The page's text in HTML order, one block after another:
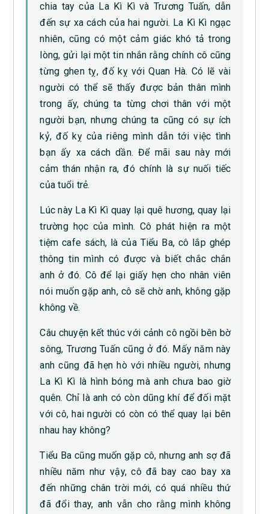
chia tay của La Kì Kì và Trương Tuấn, dẫn
đến sự xa cách của hai người. La Kì Kì ngạc
nhiên, cũng có một cảm giác khó tả trong
lòng, gửi lại một tin nhắn rằng chính cô cũng
từng ghen tỵ, đố kỵ với Quan Hà. Có lẽ vài
người có thể sẽ thấy được bản thân mình
trong ấy, chúng ta từng chơi thân với một
người bạn, nhưng chúng ta cũng có sự ích
kỷ, đố kỵ của riêng mình dẫn tới việc tình
bạn ấy xa cách dần. Để mãi sau này mới
cảm thán nhận ra, đó chính là sự nuối tiếc
của tuổi trẻ.
Lúc này La Kì Kì quay lại quê hương, quay lại
trường học của mình. Cô phát hiện ra một
tiệm cafe sách, là của Tiểu Ba, cô lắp ghép
thông tin mình có được và biết chắc chắn
anh ở đó. Cô để lại giấy hẹn cho nhân viên
nói muốn gặp anh, cô sẽ chờ anh, không gặp
không về.
Câu chuyện kết thúc với cảnh cô ngồi bên bờ
sông, Trương Tuấn cũng ở đó. Mấy năm này
anh cũng đã hẹn hò với nhiều người, nhưng
La Kì Kì là hình bóng mà anh chưa bao giờ
quên. Chỉ là anh có còn dũng khí để đối mặt
với cô, hai người có còn có thể quay lại bên
nhau hay không?
Tiểu Ba cũng muốn gặp cô, nhưng anh sợ đã
nhiều năm như vậy, cô đã bay cao bay xa
đến những chân trời mới, có quá nhiều thứ
đã đổi thay, anh vẫn cho rằng mình không